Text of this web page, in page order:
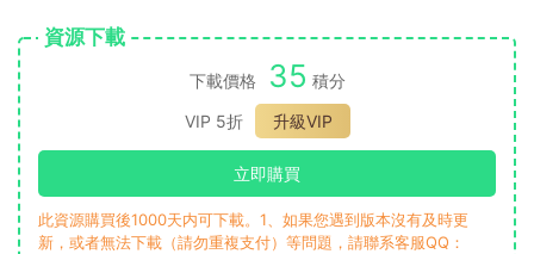
資源下載
下載價格 35 積分
VIP 5折
升級VIP
立即購買
此資源購買後1000天内可下載。1、如果您遇到版本沒有及時更
新，或者無法下載（請勿重複支付）等問題，請聯系客服QQ：